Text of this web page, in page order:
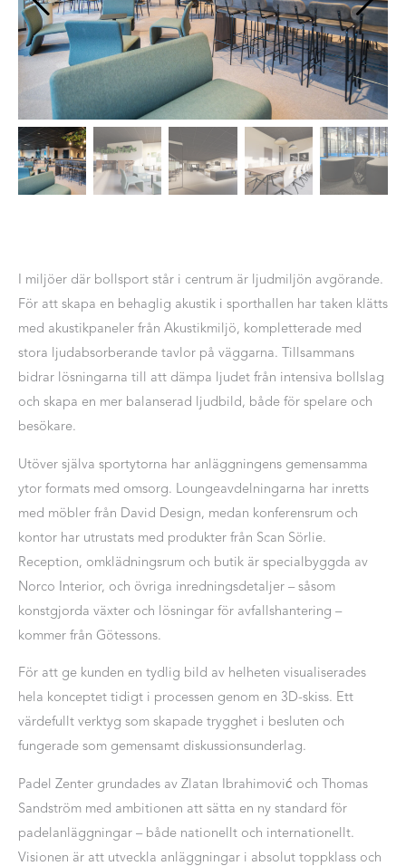
I miljöer där bollsport står i centrum är ljudmiljön avgörande.
För att skapa en behaglig akustik i sporthallen har taken klätts
med akustikpaneler från Akustikmiljö, kompletterade med
stora ljudabsorberande tavlor på väggarna. Tillsammans
bidrar lösningarna till att dämpa ljudet från intensiva bollslag
och skapa en mer balanserad ljudbild, både för spelare och
besökare.
Utöver själva sportytorna har anläggningens gemensamma
ytor formats med omsorg. Loungeavdelningarna har inretts
med möbler från David Design, medan konferensrum och
kontor har utrustats med produkter från Scan Sörlie.
Reception, omklädningsrum och butik är specialbyggda av
Norco Interior, och övriga inredningsdetaljer – såsom
konstgjorda växter och lösningar för avfallshantering –
kommer från Götessons.
För att ge kunden en tydlig bild av helheten visualiserades
hela konceptet tidigt i processen genom en 3D-skiss. Ett
värdefullt verktyg som skapade trygghet i besluten och
fungerade som gemensamt diskussionsunderlag.
Padel Zenter grundades av Zlatan Ibrahimović och Thomas
Sandström med ambitionen att sätta en ny standard för
padelanläggningar – både nationellt och internationellt.
Visionen är att utveckla anläggningar i absolut toppklass och